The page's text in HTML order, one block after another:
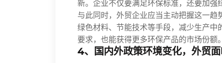
新。企业不仅要满足环保标准，还要加强
与此同时，外贸企业应当主动把握这一趋
绿色材料、节能技术等手段，减少生产
要求，也能获得更多环保产品的市场份额
4、国内外政策环境变化，外贸